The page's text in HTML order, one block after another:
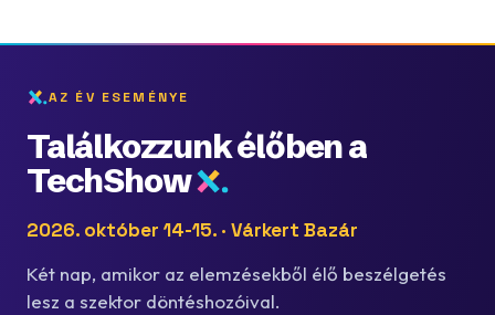
AZ ÉV ESEMÉNYE
Találkozzunk élőben a
TechShow
2026. október 14-15. · Várkert Bazár
Két nap, amikor az elemzésekből élő beszélgetés
lesz a szektor döntéshozóival.